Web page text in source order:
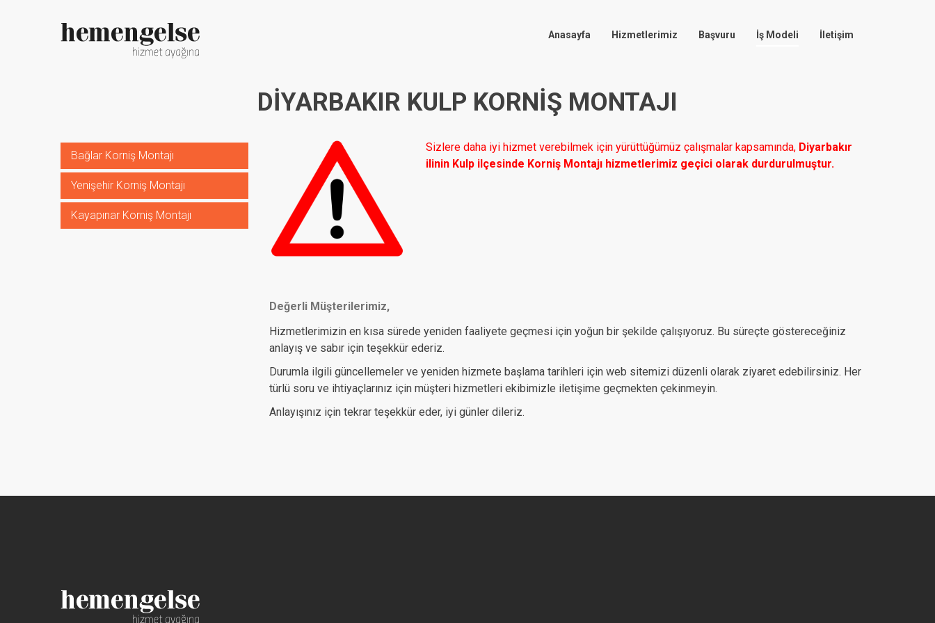
Anasayfa Hizmetlerimiz Başvuru İş Modeli İletişim
DIYARBAKIR KULP KORNIŞ MONTAJI
Bağlar Korniş Montajı
Yenişehir Korniş Montajı
Kayapınar Korniş Montajı
Sizlere daha iyi hizmet verebilmek için yürüttüğümüz çalışmalar kapsamında, Diyarbakır
ilinin Kulp ilçesinde Korniş Montajı hizmetlerimiz geçici olarak durdurulmuştur.
Değerli Müşterilerimiz,
Hizmetlerimizin en kısa sürede yeniden faaliyete geçmesi için yoğun bir şekilde çalışıyoruz. Bu süreçte göstereceğiniz
anlayış ve sabır için teşekkür ederiz.
Durumla ilgili güncellemeler ve yeniden hizmete başlama tarihleri için web sitemizi düzenli olarak ziyaret edebilirsiniz. Her
türlü soru ve ihtiyaçlarınız için müşteri hizmetleri ekibimizle iletişime geçmekten çekinmeyin.
Anlayışınız için tekrar teşekkür eder, iyi günler dileriz.